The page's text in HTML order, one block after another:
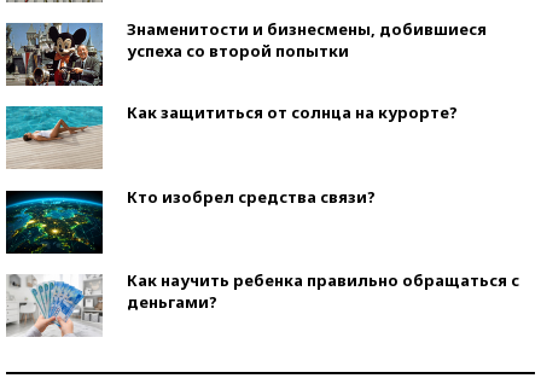
Знаменитости и бизнесмены, добившиеся
успеха со второй попытки
Как защититься от солнца на курорте?
Кто изобрел средства связи?
Как научить ребенка правильно обращаться с
деньгами?